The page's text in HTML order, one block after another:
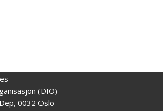
(DIO)
0032 Oslo